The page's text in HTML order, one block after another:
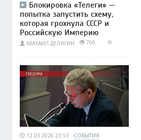
Блокировка «Телеги» —
попытка запустить схему,
которая грохнула СССР и
Российскую Империю
МИХАИЛ ДЕЛЯГИН 760
12.03.2026 23:53 СОБЫТИЯ